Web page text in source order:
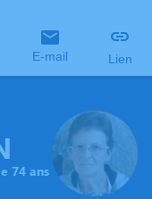
E-mail Lien
74 ans